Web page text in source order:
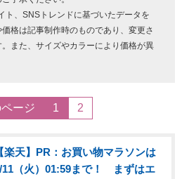
、SNSトレンドに基づいたデータを
格は記事制作時のものであり、変更さ
また、サイズやカラーにより価格が異
ージ 1 2
【楽天】PR：お買い物マラソンは
11（火）01:59まで！ まずはエ